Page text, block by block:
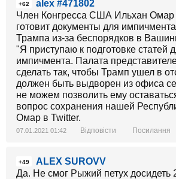
+62
alex #471802
Член Конгресса США Ильхан Омар
готовит документы для
Трампа из-за беспорядков в
"Я приступаю к подготовке статей
импичмента. Палата
сделать так, чтобы Трамп ушел в
должен быть выдворен из офиса
не можем позволить ему
вопрос сохранения нашей
Омар в Twitter.
07.01.2021 01:42 Відповісти Посилання
+49
ALEX SUROVV
Да. Не смог Рыжий петух досидеть